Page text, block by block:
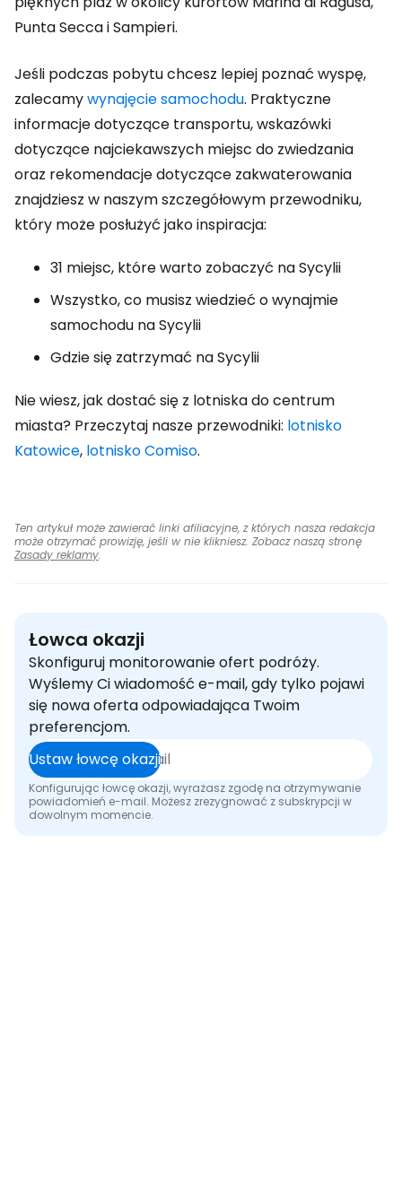
Punta Secca i Sampieri.
Jeśli podczas pobytu chcesz lepiej poznać wyspę,
zalecamywynajęcie samochodu. Praktyczne
informacje dotyczące transportu, wskazówki
dotyczące najciekawszych miejsc do zwiedzania
oraz rekomendacje dotyczące zakwaterowania
znajdziesz w naszym szczegółowym przewodniku,
który może posłużyć jako inspiracja:
31 miejsc, które warto zobaczyć na Sycylii
Wszystko, co musisz wiedzieć o wynajmie
samochodu na Sycylii
Gdzie się zatrzymać na Sycylii
Nie wiesz, jak dostać się z lotniska do centrum
miasta? Przeczytaj nasze przewodniki: lotnisko
Katowice, lotnisko Comiso.
Ten artykuł może zawierać linki afiliacyjne, z których nasza redakcja
może otrzymać prowizję, jeśli w nie klikniesz. Zobacz naszą stronę
Zasady reklamy.
Łowca okazji
Skonfiguruj monitorowanie ofert podróży.
Wyślemy Ci wiadomość e-mail, gdy tylko pojawi
się nowa oferta odpowiadająca Twoim
preferencjom.
Ustaw łowcę okazji
Konfigurując łowcę okazji, wyrażasz zgodę na otrzymywanie
powiadomień e-mail. Możesz zrezygnować z subskrypcji w
dowolnym momencie.